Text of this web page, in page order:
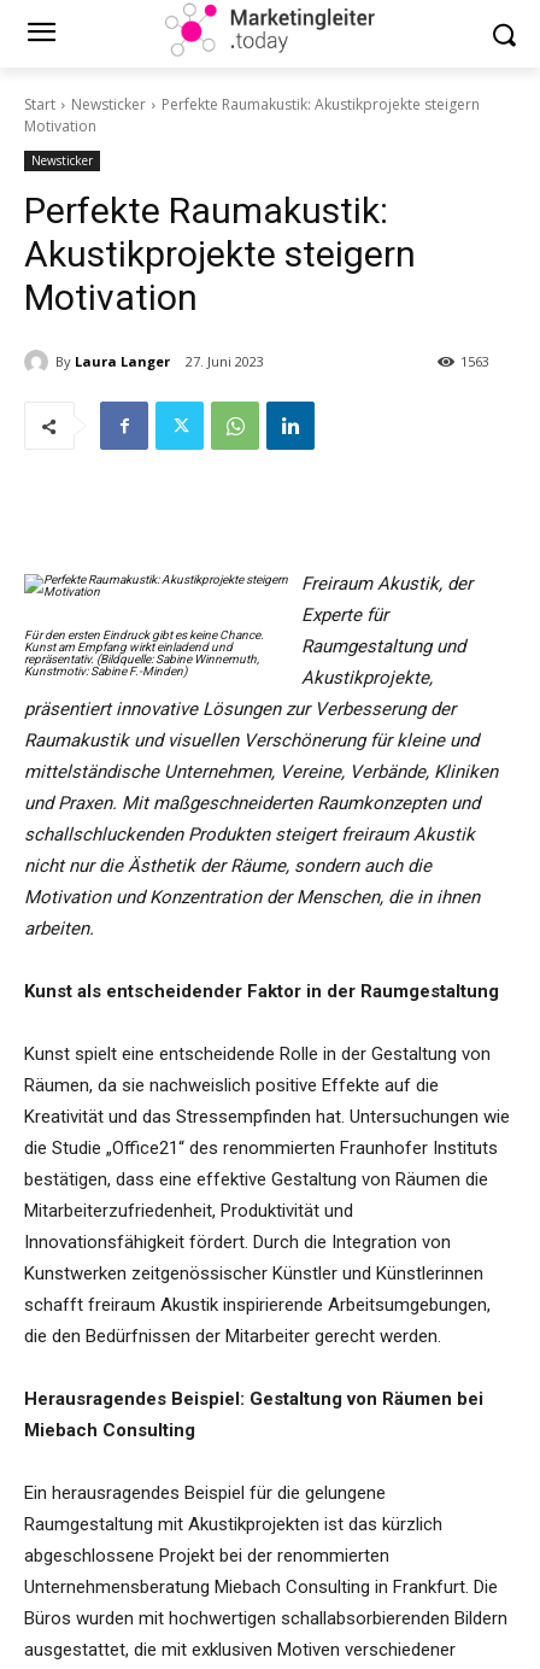
Start Newsticker
Perfekte Raumakustik: Akustikprojekte steigern
Motivation
Newsticker
Perfekte Raumakustik:
Akustikprojekte steigern
Motivation
By Laura Langer 27. Juni 2023 1563
Für den ersten Eindruck gibt es keine Chance.
Kunst am Empfang wirkt einladend und
repräsentativ. (Bildquelle: Sabine Winnemuth,
Kunstmotiv: Sabine F.-Minden)
Freiraum Akustik, der
Experte für
Raumgestaltung und
Akustikprojekte,
präsentiert innovative Lösungen zur Verbesserung der
Raumakustik und visuellen Verschönerung für kleine und
mittelständische Unternehmen, Vereine, Verbände, Kliniken
und Praxen. Mit maßgeschneiderten Raumkonzepten und
schallschluckenden Produkten steigert freiraum Akustik
nicht nur die Ästhetik der Räume, sondern auch die
Motivation und Konzentration der Menschen, die in ihnen
arbeiten.
Kunst als entscheidender Faktor in der Raumgestaltung
Kunst spielt eine entscheidende Rolle in der Gestaltung von
Räumen, da sie nachweislich positive Effekte auf die
Kreativität und das Stressempfinden hat. Untersuchungen wie
die Studie „Office21“ des renommierten Fraunhofer Instituts
bestätigen, dass eine effektive Gestaltung von Räumen die
Mitarbeiterzufriedenheit, Produktivität und
Innovationsfähigkeit fördert. Durch die Integration von
Kunstwerken zeitgenössischer Künstler und Künstlerinnen
schafft freiraum Akustik inspirierende Arbeitsumgebungen,
die den Bedürfnissen der Mitarbeiter gerecht werden.
Herausragendes Beispiel: Gestaltung von Räumen bei
Miebach Consulting
Ein herausragendes Beispiel für die gelungene
Raumgestaltung mit Akustikprojekten ist das kürzlich
abgeschlossene Projekt bei der renommierten
Unternehmensberatung Miebach Consulting in Frankfurt. Die
Büros wurden mit hochwertigen schallabsorbierenden Bildern
ausgestattet, die mit exklusiven Motiven verschiedener